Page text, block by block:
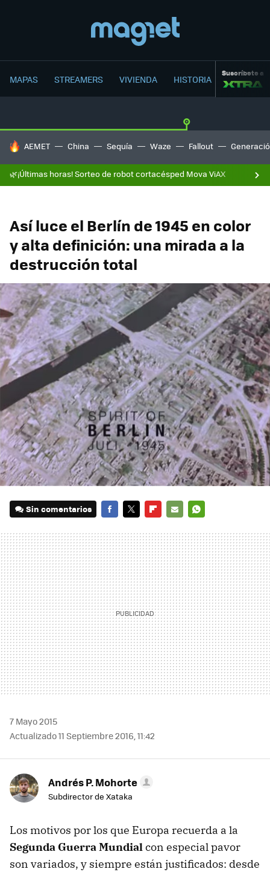
MAPAS STREAMERS VIVIENDA HISTORIA Suscríbete a
HOY SE HABLA DE
AEMET China Sequía Waze Fallout
🌿¡Últimas horas! Sorteo de robot cortacésped Mova ViAX
Así luce el Berlín de 1945 en color
y alta definición: una mirada a la
destrucción total
Sin comentarios
MAIL
7 Mayo 2015
Actualizado 11 Septiembre 2016, 11:42
Andrés P. Mohorte
Subdirector de Xataka
Los motivos por los que Europa recuerda a la
Segunda Guerra Mundialcon especial pavor
son variados, y siempre están justificados: desde